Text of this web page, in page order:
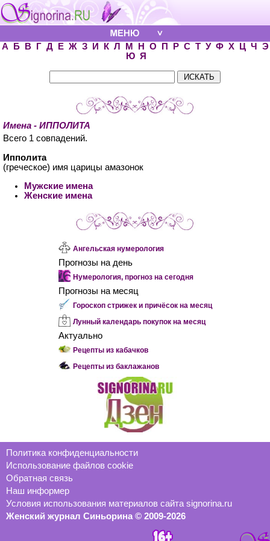
А Б В Г Д Е Ж З И К Л М Н О П Р С Т У Ф Х Ц Ч
Э
Ю Я
Имена - ИППОЛИТА
Всего 1 совпадений.
Ипполита
(греческое) имя царицы амазонок
Мужские имена
Женские имена
Ангельская нумерология
Прогнозы на день
Нумерология, прогноз на сегодня
Прогнозы на месяц
Гороскоп стрижек и причёсок на месяц
Лунный календарь покупок на месяц
Актуально
Рецепты из кабачков
Рецепты из баклажанов
Политика конфиденциальности
Использование файлов cookie
Обратная связь
Наш информер
Условия использования материалов сайта signorina.ru
Женский журнал Синьорина © 2009-2026